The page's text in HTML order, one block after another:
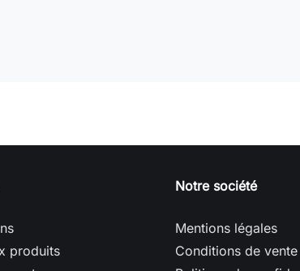
produits
Notre société
Mentions légales
Conditions de vente